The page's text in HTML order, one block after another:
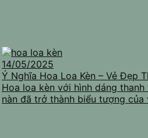
14/05/2025
Ý Nghĩa Hoa Loa Kèn – Vẻ Đẹp
Hoa loa kèn với hình dáng
nàn đã trở thành biểu tượng của